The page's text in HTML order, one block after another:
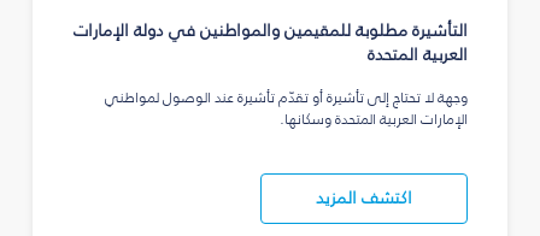
التأشيرة مطلوبة للمقيمين والمواطنين في دولة الإمارات
العربية المتحدة
وجهة لا تحتاج إلى تأشيرة أو تقدّم تأشيرة عند الوصول لمواطني
الإمارات العربية المتحدة وسكانها.
اكتشف المزيد